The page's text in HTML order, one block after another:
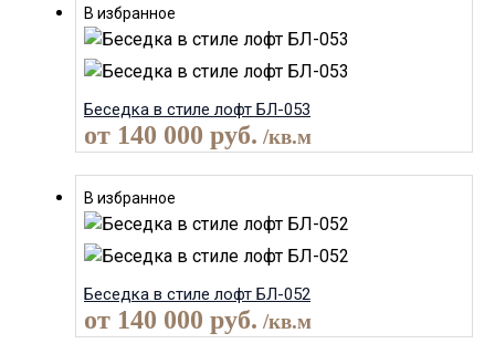
В избранное
Беседка в стиле лофт БЛ-053
от 140 000 руб. /кв.м
В избранное
Беседка в стиле лофт БЛ-052
от 140 000 руб. /кв.м